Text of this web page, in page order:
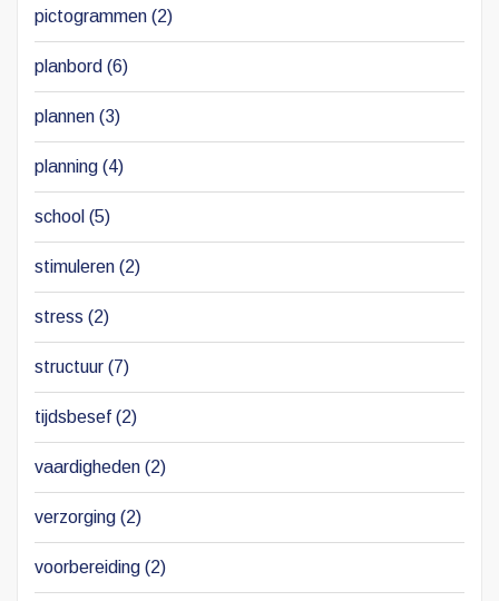
pictogrammen (2)
planbord (6)
plannen (3)
planning (4)
school (5)
stimuleren (2)
stress (2)
structuur (7)
tijdsbesef (2)
vaardigheden (2)
verzorging (2)
voorbereiding (2)